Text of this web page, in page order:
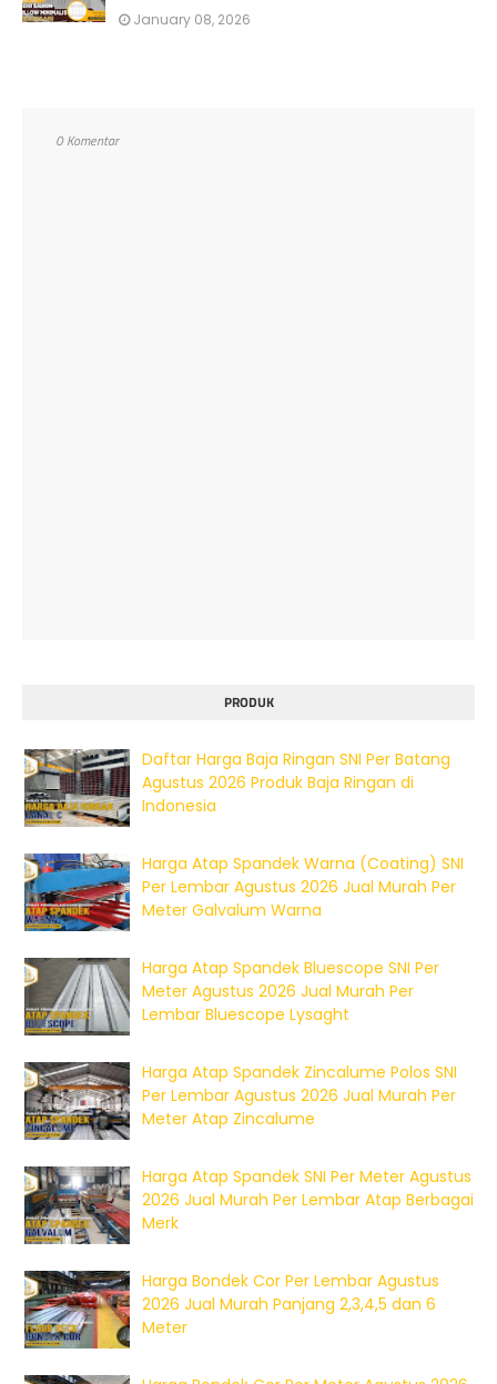
January 08, 2026
0 Komentar
PRODUK
Daftar Harga Baja Ringan SNI Per Batang
Agustus 2026 Produk Baja Ringan di
Indonesia
Harga Atap Spandek Warna (Coating) SNI
Per Lembar Agustus 2026 Jual Murah Per
Meter Galvalum Warna
Harga Atap Spandek Bluescope SNI Per
Meter Agustus 2026 Jual Murah Per
Lembar Bluescope Lysaght
Harga Atap Spandek Zincalume Polos SNI
Per Lembar Agustus 2026 Jual Murah Per
Meter Atap Zincalume
Harga Atap Spandek SNI Per Meter Agustus
2026 Jual Murah Per Lembar Atap Berbagai
Merk
Harga Bondek Cor Per Lembar Agustus
2026 Jual Murah Panjang 2,3,4,5 dan 6
Meter